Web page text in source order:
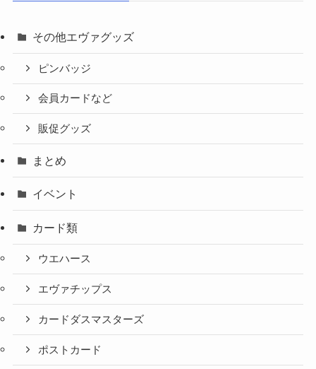
その他エヴァグッズ
ピンバッジ
会員カードなど
販促グッズ
まとめ
イベント
カード類
ウエハース
エヴァチップス
カードダスマスターズ
ポストカード